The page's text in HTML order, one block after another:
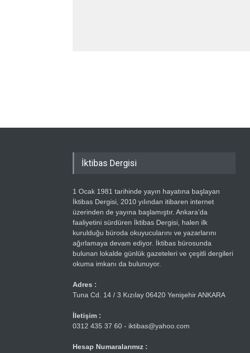
İktibas Dergisi
1 Ocak 1981 tarihinde yayın hayatına başlayan
İktibas Dergisi, 2010 yılından itibaren internet
üzerinden de yayına başlamıştır. Ankara’da
faaliyetini sürdüren İktibas Dergisi, halen ilk
kurulduğu büroda okuyucularını ve yazarlarını
ağırlamaya devam ediyor. İktibas bürosunda
bulunan lokalde günlük gazeteleri ve çeşitli dergileri
okuma imkanı da bulunuyor.
Adres :
Tuna Cd. 14 / 3 Kızılay 06420 Yenişehir ANKARA
İletişim :
0312 435 37 60 - iktibas@yahoo.com
Hesap Numaralarımız :